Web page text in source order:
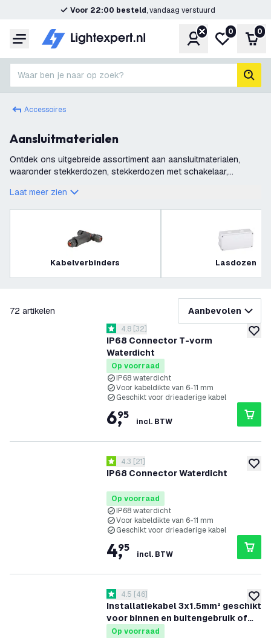
Voor 22:00 besteld, vandaag verstuurd
Menu Account
Mijn
0 0
Waar ben je naar op zoek?
Accessoires
Aansluitmaterialen
Ontdek ons uitgebreide assortiment aan aansluitmaterialen,
waaronder stekkerdozen, stekkerdozen met schakelaar,
verbindingsklemmen. Bij LightExpert
Laat meer zien
Kabelverbinders Lasdozen
72 artikelen Aanbevolen
IP68 Connector T-vorm
Waterdicht
reviews drawer openen
4.8 score sterren
4.8 [32]
Op voorraad
IP68 waterdicht
Voor kabeldikte van 6-11 mm
Geschikt voor drieaderige kabel
6,
95
incl. BTW
IP68 Connector Waterdicht
reviews drawer openen
4.3 score sterren
4.3 [21]
Op voorraad
IP68 waterdicht
Voor kabeldikte van 6-11 mm
Geschikt voor drieaderige kabel
4,
95
incl. BTW
Installatiekabel 3x1.5mm² geschikt
voor binnen en buitengebruik of
als grondkabel - 25 meter
reviews drawer openen
4.5 score sterren
4.5 [46]
Op voorraad
filteren